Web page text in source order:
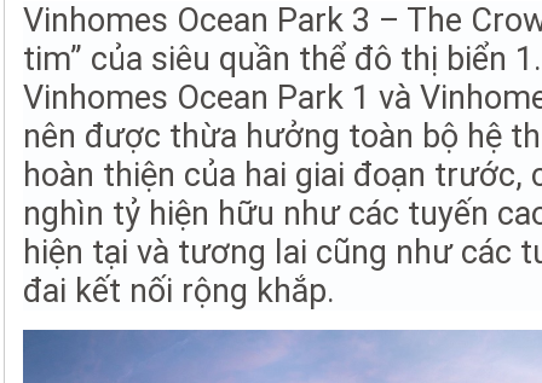
Vinhomes Ocean Park 3 – The
tim” của siêu quần thể đô thị biển
Vinhomes Ocean Park 1 và
nên được thừa hưởng toàn bộ hệ
hoàn thiện của hai giai đoạn trước,
nghìn tỷ hiện hữu như các tuyến
hiện tại và tương lai cũng như các
đai kết nối rộng khắp.